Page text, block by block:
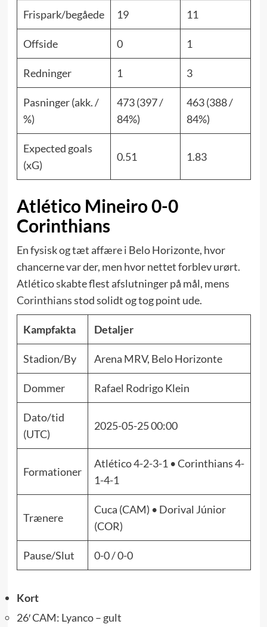
Frispark/begåede 19 11
Offside 0 1
Redninger 1 3
Pasninger (akk. /
%)
473 (397 /
84%)
463 (388 /
84%)
Expected goals
(xG)
0.51 1.83
Atlético Mineiro 0-0
Corinthians
En fysisk og tæt affære i Belo Horizonte, hvor
chancerne var der, men hvor nettet forblev urørt.
Atlético skabte flest afslutninger på mål, mens
Corinthiansstod solidt og tog point ude.
Kampfakta Detaljer
Stadion/By Arena MRV, Belo Horizonte
Dommer Rafael Rodrigo Klein
Dato/tid
(UTC)
2025-05-25 00:00
Formationer
Atlético 4-2-3-1 • Corinthians 4-
1-4-1
Trænere
Cuca (CAM) • Dorival Júnior
(COR)
Pause/Slut 0-0 / 0-0
Kort
26′ CAM: Lyanco – gult